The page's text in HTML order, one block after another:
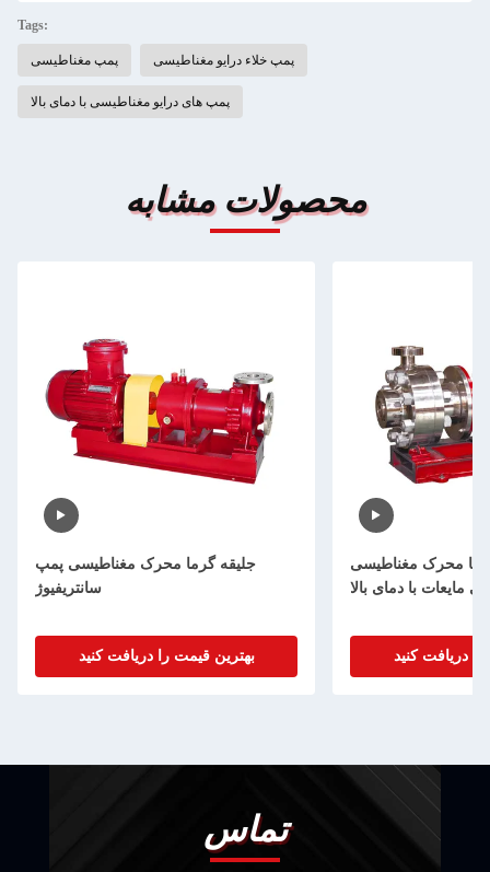
Tags:
پمپ مغناطیسی پمپ خلاء درایو مغناطیسی
پمپ های درایو مغناطیسی با دمای بالا
محصولات مشابه
جلیقه گرما محرک مغناطیسی پمپ
سانتریفیوژ
بهترین قیمت را دریافت کنید
با محرک مغناطیسی
مایعات با دمای بالا
دریافت کنید
تماس